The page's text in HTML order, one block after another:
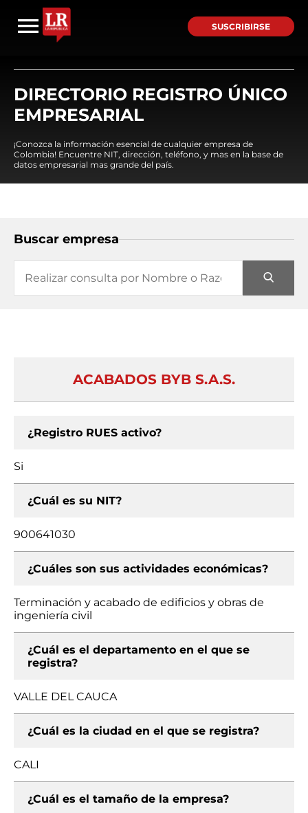
SUSCRIBIRSE
DIRECTORIO REGISTRO ÚNICO
EMPRESARIAL
¡Conozca la información esencial de cualquier empresa de
Colombia! Encuentre NIT, dirección, teléfono, y mas en la base de
datos empresarial mas grande del país.
Buscar empresa
ACABADOS BYB S.A.S.
¿Registro RUES activo?
Si
¿Cuál es su NIT?
900641030
¿Cuáles son sus actividades económicas?
Terminación y acabado de edificios y obras de
ingeniería civil
¿Cuál es el departamento en el que se
registra?
VALLE DEL CAUCA
¿Cuál es la ciudad en el que se registra?
CALI
¿Cuál es el tamaño de la empresa?